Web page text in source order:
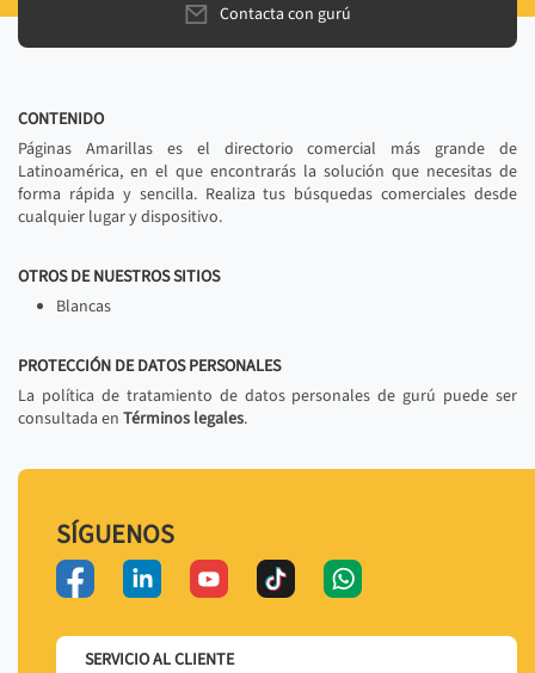
Contacta con gurú
CONTENIDO
Páginas Amarillas es el directorio comercial más grande de
Latinoamérica, en el que encontrarás la solución que necesitas de
forma rápida y sencilla. Realiza tus búsquedas comerciales desde
cualquier lugar y dispositivo.
OTROS DE NUESTROS SITIOS
Blancas
PROTECCIÓN DE DATOS PERSONALES
La política de tratamiento de datos personales de gurú puede ser
consultada en Términos legales.
SÍGUENOS
SERVICIO AL CLIENTE